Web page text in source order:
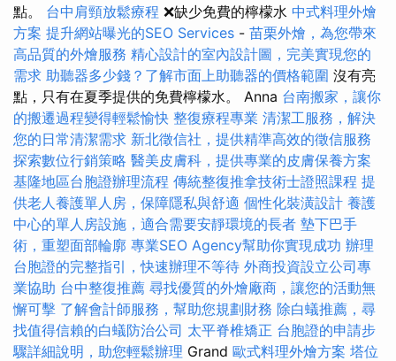
點。 台中肩頸放鬆療程 ❌缺少免費的檸檬水 中式料理外燴
方案 提升網站曝光的SEO Services - 苗栗外燴，為您帶來
高品質的外燴服務 精心設計的室內設計圖，完美實現您的
需求 助聽器多少錢？了解市面上助聽器的價格範圍 沒有亮
點，只有在夏季提供的免費檸檬水。 Anna 台南搬家，讓你
的搬遷過程變得輕鬆愉快 整復療程專業 清潔工服務，解決
您的日常清潔需求 新北徵信社，提供精準高效的徵信服務
探索數位行銷策略 醫美皮膚科，提供專業的皮膚保養方案
基隆地區台胞證辦理流程 傳統整復推拿技術士證照課程 提
供老人養護單人房，保障隱私與舒適 個性化裝潢設計 養護
中心的單人房設施，適合需要安靜環境的長者 墊下巴手
術，重塑面部輪廓 專業SEO Agency幫助你實現成功 辦理
台胞證的完整指引，快速辦理不等待 外商投資設立公司專
業協助 台中整復推薦 尋找優質的外燴廠商，讓您的活動無
懈可擊 了解會計師服務，幫助您規劃財務 除白蟻推薦，尋
找值得信賴的白蟻防治公司 太平脊椎矯正 台胞證的申請步
驟詳細說明，助您輕鬆辦理 Grand 歐式料理外燴方案 塔位